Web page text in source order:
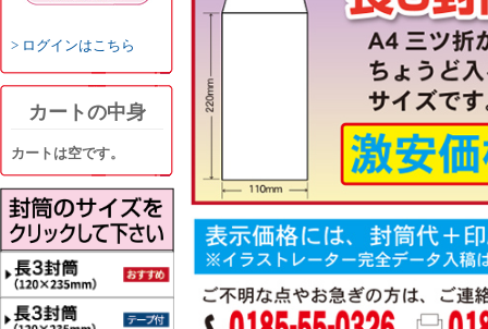
ログインはこちら
カートの中身
カートは空です。